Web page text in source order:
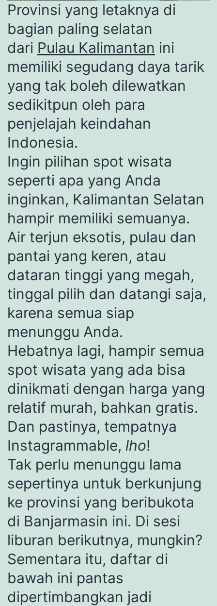
Provinsi yang letaknya di
bagian paling selatan
dari Pulau Kalimantan ini
memiliki segudang daya tarik
yang tak boleh dilewatkan
sedikitpun oleh para
penjelajah keindahan
Indonesia.
Ingin pilihan spot wisata
seperti apa yang Anda
inginkan, Kalimantan Selatan
hampir memiliki semuanya.
Air terjun eksotis, pulau dan
pantai yang keren, atau
dataran tinggi yang megah,
tinggal pilih dan datangi saja,
karena semua siap
menunggu Anda.
Hebatnya lagi, hampir semua
spot wisata yang ada bisa
dinikmati dengan harga yang
relatif murah, bahkan gratis.
Dan pastinya, tempatnya
Instagrammable, lho!
Tak perlu menunggu lama
sepertinya untuk berkunjung
ke provinsi yang beribukota
di Banjarmasin ini. Di sesi
liburan berikutnya, mungkin?
Sementara itu, daftar di
bawah ini pantas
dipertimbangkan jadi